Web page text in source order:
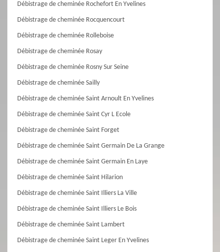
Débistrage de cheminée Rochefort En Yvelines
Débistrage de cheminée Rocquencourt
Débistrage de cheminée Rolleboise
Débistrage de cheminée Rosay
Débistrage de cheminée Rosny Sur Seine
Débistrage de cheminée Sailly
Débistrage de cheminée Saint Arnoult En Yvelines
Débistrage de cheminée Saint Cyr L Ecole
Débistrage de cheminée Saint Forget
Débistrage de cheminée Saint Germain De La Grange
Débistrage de cheminée Saint Germain En Laye
Débistrage de cheminée Saint Hilarion
Débistrage de cheminée Saint Illiers La Ville
Débistrage de cheminée Saint Illiers Le Bois
Débistrage de cheminée Saint Lambert
Débistrage de cheminée Saint Leger En Yvelines